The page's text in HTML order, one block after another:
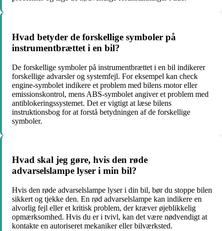
Hvad betyder de forskellige symboler på
instrumentbrættet i en bil?
De forskellige symboler på instrumentbrættet i en bil indikerer
forskellige advarsler og systemfejl. For eksempel kan check
engine-symbolet indikere et problem med bilens motor eller
emissionskontrol, mens ABS-symbolet angiver et problem med
antiblokeringssystemet. Det er vigtigt at læse bilens
instruktionsbog for at forstå betydningen af de forskellige
symboler.
Hvad skal jeg gøre, hvis den røde
advarselslampe lyser i min bil?
Hvis den røde advarselslampe lyser i din bil, bør du stoppe bilen
sikkert og tjekke den. En rød advarselslampe kan indikere en
alvorlig fejl eller et kritisk problem, der kræver øjeblikkelig
opmærksomhed. Hvis du er i tvivl, kan det være nødvendigt at
kontakte en autoriseret mekaniker eller bilværksted.